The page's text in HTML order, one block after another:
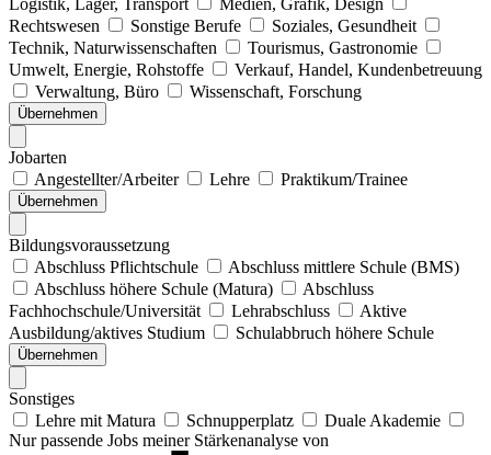
Logistik, Lager, Transport
Medien, Grafik, Design
Rechtswesen
Sonstige Berufe
Soziales, Gesundheit
Technik, Naturwissenschaften
Tourismus, Gastronomie
Umwelt, Energie, Rohstoffe
Verkauf, Handel, Kundenbetreuung
Verwaltung, Büro
Wissenschaft, Forschung
Übernehmen
Jobarten
Angestellter/Arbeiter
Lehre Praktikum/Trainee
Übernehmen
Bildungsvoraussetzung
Abschluss Pflichtschule
Abschluss mittlere Schule (BMS)
Abschluss höhere Schule (Matura)
Abschluss
Fachhochschule/Universität
Lehrabschluss
Aktive
Ausbildung/aktives Studium
Schulabbruch höhere Schule
Übernehmen
Sonstiges
Lehre mit Matura
Schnupperplatz
Duale Akademie
Nur passende Jobs meiner Stärkenanalyse von